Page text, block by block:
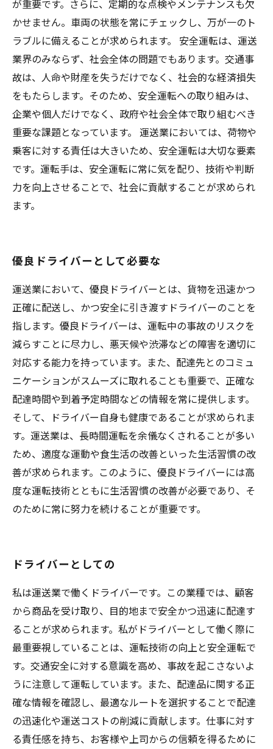
が重要です。さらに、定期的な点検やメンテナンスも欠
かせません。車両の状態を常にチェックし、万が一のト
ラブルに備えることが求められます。 安全運転は、運送
業界のみならず、社会全体の問題でもあります。交通事
故は、人命や財産を失うだけでなく、社会的な経済損失
をもたらします。そのため、安全運転への取り組みは、
企業や個人だけでなく、政府や社会全体で取り組むべき
重要な課題となっています。 運送業においては、荷物や
乗客に対する責任は大きいため、安全運転は大切な要素
です。運転手は、安全運転に常に気を配り、技術や判断
力を向上させることで、社会に貢献することが求められ
ます。
優良ドライバーとして必要な
運送業において、優良ドライバーとは、貨物を迅速かつ
正確に配送し、かつ安全に引き渡すドライバーのことを
指します。優良ドライバーは、運転中の事故のリスクを
減らすことに尽力し、悪天候や渋滞などの障害を適切に
対応する能力を持っています。また、配達先とのコミュ
ニケーションがスムーズに取れることも重要で、正確な
配達時間や到着予定時間などの情報を常に提供します。
そして、ドライバー自身も健康であることが求められま
す。運送業は、長時間運転を余儀なくされることが多い
ため、適度な運動や食生活の改善といった生活習慣の改
善が求められます。このように、優良ドライバーには高
度な運転技術とともに生活習慣の改善が必要であり、そ
のために常に努力を続けることが重要です。
ドライバーとしての
私は運送業で働くドライバーです。この業種では、顧客
から商品を受け取り、目的地まで安全かつ迅速に配達す
ることが求められます。私がドライバーとして働く際に
最重要視していることは、運転技術の向上と安全運転で
す。交通安全に対する意識を高め、事故を起こさないよ
うに注意して運転しています。また、配達品に関する正
確な情報を確認し、最適なルートを選択することで配達
の迅速化や運送コストの削減に貢献します。仕事に対す
る責任感を持ち、お客様や上司からの信頼を得るために